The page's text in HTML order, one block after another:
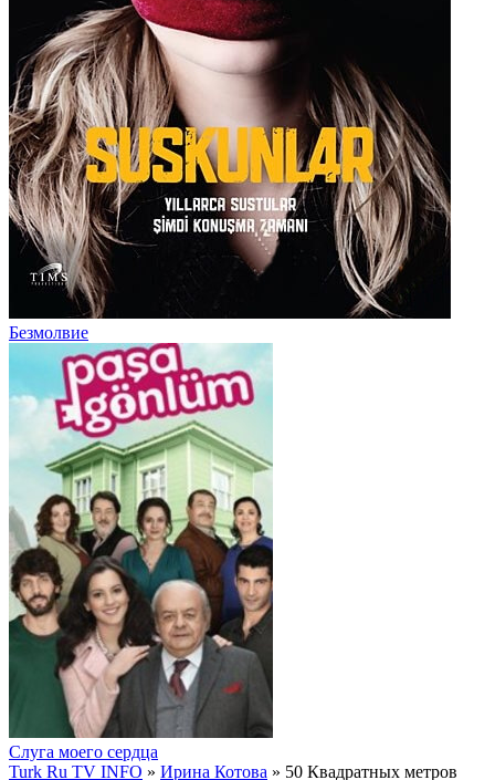
Безмолвие
Слуга моего сердца
Turk Ru TV INFO » Ирина Котова » 50 Квадратных метров